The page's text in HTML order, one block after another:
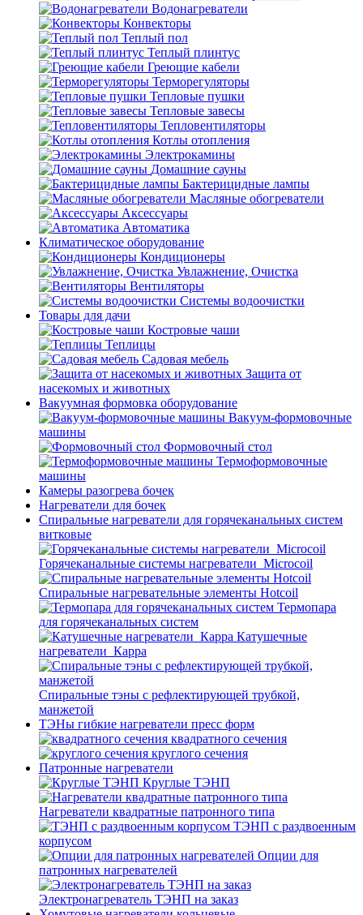
Водонагреватели
Конвекторы
Теплый пол
Теплый плинтус
Греющие кабели
Терморегуляторы
Тепловые пушки
Тепловые завесы
Тепловентиляторы
Котлы отопления
Электрокамины
Домашние сауны
Бактерицидные лампы
Масляные обогреватели
Аксессуары
Автоматика
Климатическое оборудование
Кондиционеры
Увлажнение, Очистка
Вентиляторы
Системы водоочистки
Товары для дачи
Костровые чаши
Теплицы
Садовая мебель
Защита от
насекомых и животных
Вакуумная формовка оборудование
Вакуум-формовочные
машины
Формовочный стол
Термоформовочные
машины
Камеры разогрева бочек
Нагреватели для бочек
Спиральные нагреватели для горячеканальных систем
витковые
Горячеканальные системы нагреватели_Microcoil
Спиральные нагревательные элементы Hotcoil
Термопара
для горячеканальных систем
Катушечные
нагреватели_Карра
Спиральные тэны с рефлектирующей трубкой,
манжетой
ТЭНы гибкие нагреватели пресс форм
квадратного сечения
круглого сечения
Патронные нагреватели
Круглые ТЭНП
Нагреватели квадратные патронного типа
ТЭНП с раздвоенным
корпусом
Опции для
патронных нагревателей
Электронагреватель ТЭНП на заказ